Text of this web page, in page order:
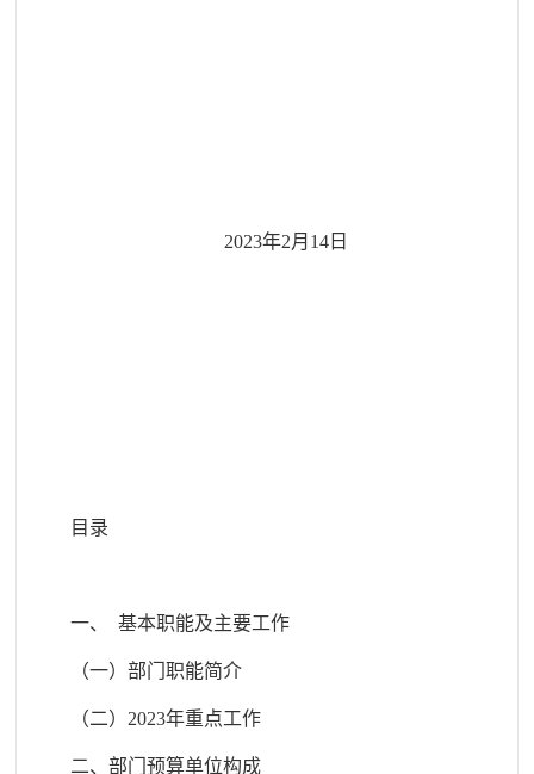
2023年2月 14日
目录
一、基本职能及主要工作
（一）部门职能简介
（二） 2023年重点工作
二、部门预算单位构成